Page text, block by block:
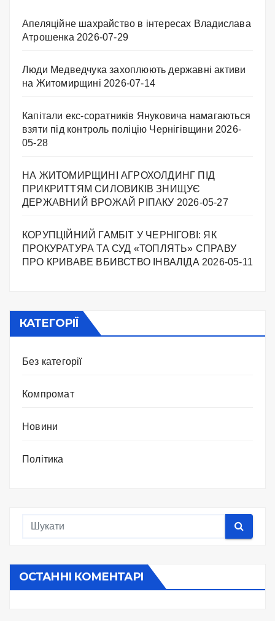
Апеляційне шахрайство в інтересах Владислава
Атрошенка 2026-07-29
Люди Медведчука захоплюють державні активи
на Житомирщині 2026-07-14
Капітали екс-соратників Януковича намагаються
взяти під контроль поліцію Чернігівщини 2026-
05-28
НА ЖИТОМИРЩИНІ АГРОХОЛДИНГ ПІД
ПРИКРИТТЯМ СИЛОВИКІВ ЗНИЩУЄ
ДЕРЖАВНИЙ ВРОЖАЙ РІПАКУ ​ 2026-05-27
КОРУПЦІЙНИЙ ГАМБІТ У ЧЕРНІГОВІ: ЯК
ПРОКУРАТУРА ТА СУД «ТОПЛЯТЬ» СПРАВУ
ПРО КРИВАВЕ ВБИВСТВО ІНВАЛІДА 2026-05-11
КАТЕГОРІЇ
Без категорії
Компромат
Новини
Політика
ОСТАННІ КОМЕНТАРІ